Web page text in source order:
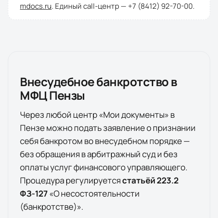
mdocs.ru. Единый call-центр — +7 (8412) 92-70-00.
Внесудебное банкротство в
МФЦПензы
Через любой центр «Мои документы» в
Пенземожно подать заявление о признании
себя банкротом во внесудебном порядке —
без обращения в арбитражный суд и без
оплаты услуг финансового управляющего.
Процедура регулируетсястатьёй 223.2
ФЗ-127«О несостоятельности
(банкротстве)».